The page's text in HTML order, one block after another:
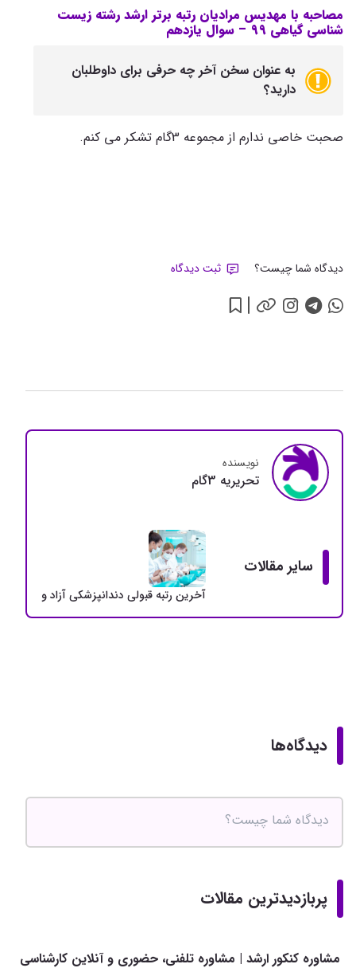
مصاحبه با مهدیس مرادیان رتبه برتر ارشد رشته زیست
شناسی گیاهی 99 – سوال یازدهم
به عنوان سخن آخر چه حرفی برای داوطلبان
دارید؟
صحبت خاصی ندارم از مجموعه 3گام تشکر می کنم.
دیدگاه شما چیست؟ ثبت دیدگاه
نویسنده
تحريريه 3گام
سایر مقالات
آخرین رتبه قبولی دندانپزشکی آزاد و دولتی +
دیدگاه‌ها
پربازدیدترین مقالات
مشاوره کنکور ارشد | مشاوره تلفنی، حضوری و آنلاین کارشناسی